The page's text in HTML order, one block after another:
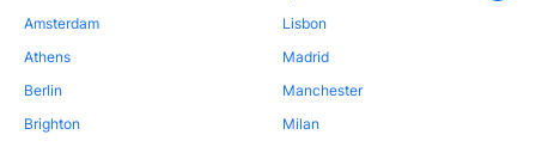
Amsterdam
Athens
Berlin
Brighton
Lisbon
Madrid
Manchester
Milan